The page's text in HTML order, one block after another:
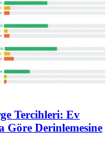
Tercihleri: Ev
Göre Derinlemesine